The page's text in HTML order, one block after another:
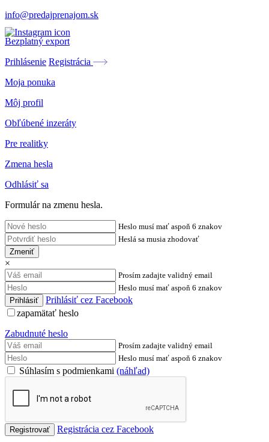
info@predajprenajom.sk
Bezplatný export
Prihlásenie Registrácia
Moja ponuka
Môj profil
Obľúbené inzeráty
Pre realitky
Zmena hesla
Odhlásiť sa
Formulár na zmenu hesla.
Heslo musí mať aspoň 6 znakov
Heslá sa musia zhodovať
Zmeniť
×
Prosím zadajte validný email
Heslo musí mať aspoň 6 znakov
Prihlásiť cez Facebook
zapamätať heslo
Zabudnuté heslo
Prosím zadajte validný email
Heslo musí mať aspoň 6 znakov
Súhlasím s podmienkami (náhľad)
Registrácia cez Facebook